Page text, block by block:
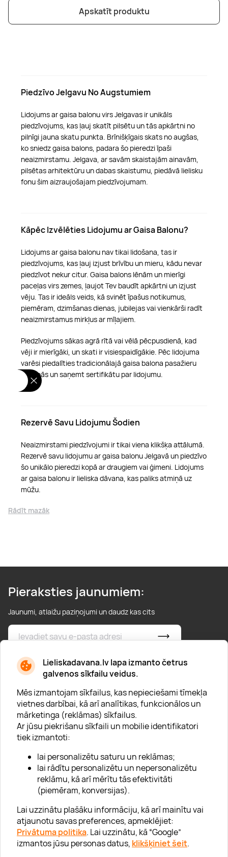
Lieliskadavana.lv lapa izmanto četrus
galvenos sīkfailu veidus.
Mēs izmantojam sīkfailus, kas nepieciešami tīmekļa
vietnes darbībai, kā arī analītikas, funkcionālos un
mārketinga (reklāmas) sīkfailus.
Ar jūsu piekrišanu sīkfaili un mobilie identifikatori
tiek izmantoti:
lai personalizētu saturu un reklāmas;
lai rādītu personalizētu un nepersonalizētu
reklāmu, kā arī mērītu tās efektivitāti
(piemēram, konversijas).
Lai uzzinātu plašāku informāciju, kā arī mainītu vai
atjaunotu savas preferences, apmeklējiet:
Privātuma politika. Lai uzzinātu, kā “Google”
izmantos jūsu personas datus, klikšķiniet šeit.
Apskatīt produktu
Piedzīvo Jelgavu No Augstumiem
Lidojums ar gaisa balonu virs Jelgavas ir unikāls
piedzīvojums, kas ļauj skatīt pilsētu un tās apkārtni no
pilnīgi jauna skatu punkta. Brīnišķīgais skats no augšas,
ko sniedz gaisa balons, padara šo pieredzi īpaši
neaizmirstamu. Jelgava, ar savām skaistajām ainavām,
pilsētas arhitektūru un dabas skaistumu, piedāvā lielisku
fonu šim aizraujošajam piedzīvojumam.
Kāpēc Izvēlēties Lidojumu ar Gaisa Balonu?
Lidojums ar gaisa balonu nav tikai lidošana, tas ir
piedzīvojums, kas ļauj izjust brīvību un mieru, kādu nevar
piedzīvot nekur citur. Gaisa balons lēnām un mierīgi
paceļas virs zemes, ļaujot Tev baudīt apkārtni un izjust
vēju. Tas ir ideāls veids, kā svinēt īpašus notikumus,
piemēram, dzimšanas dienas, jubilejas vai vienkārši radīt
neaizmirstamus mirkļus ar mīļajiem.
Piedzīvojums sākas agrā rītā vai vēlā pēcpusdienā, kad
vēji ir mierīgāki, un skati ir visiespaidīgākie. Pēc lidojuma
varēsi piedalīties tradicionālajā gaisa balona pasažieru
kristībās un saņemt sertifikātu par lidojumu.
Rezervē Savu Lidojumu Šodien
Neaizmirstami piedzīvojumi ir tikai viena klikšķa attālumā.
Rezervē savu lidojumu ar gaisa balonu Jelgavā un piedzīvo
šo unikālo pieredzi kopā ar draugiem vai ģimeni. Lidojums
ar gaisa balonu ir lieliska dāvana, kas paliks atmiņā uz
mūžu.
Rādīt mazāk
Pieraksties jaunumiem:
Jaunumi, atlaižu paziņojumi un daudz kas cits
* Esmu iepazinies/usies ar privātuma politiku
Par "Lieliska dāvana"
Uzņēmumiem
Palīdzība